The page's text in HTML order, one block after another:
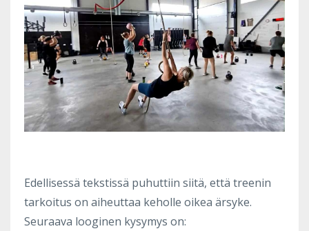
Edellisessä tekstissä puhuttiin siitä, että treenin
tarkoitus on aiheuttaa keholle oikea ärsyke.
Seuraava looginen kysymys on: